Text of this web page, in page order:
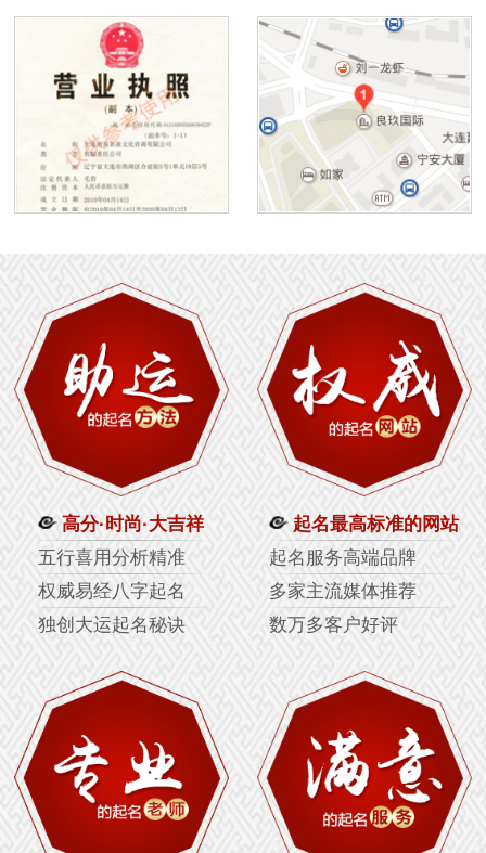
高分·时尚·大吉祥
五行喜用分析精准
权威易经八字起名
独创大运起名秘诀
起名最高标准的网站
起名服务高端品牌
多家主流媒体推荐
数万多客户好评